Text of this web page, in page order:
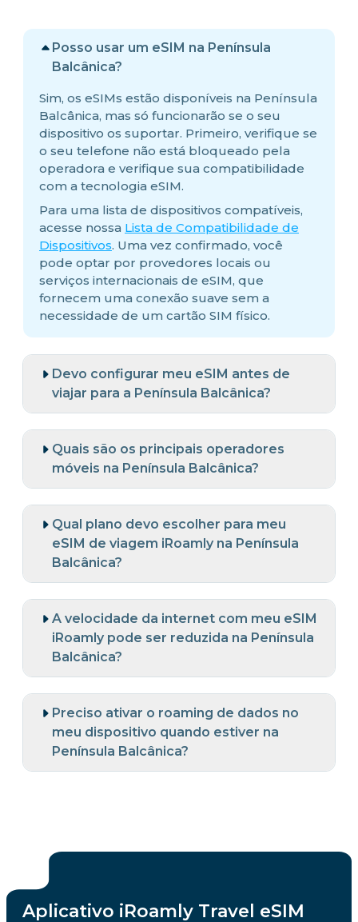
Posso usar um eSIM na Península
Balcânica?
Sim, os eSIMs estão disponíveis na Península
Balcânica, mas só funcionarão se o seu
dispositivo os suportar. Primeiro, verifique se
o seu telefone não está bloqueado pela
operadora e verifique sua compatibilidade
com a tecnologia eSIM.
Para uma lista de dispositivos compatíveis,
acesse nossa Lista de Compatibilidade de
Dispositivos. Uma vez confirmado, você
pode optar por provedores locais ou
serviços internacionais de eSIM, que
fornecem uma conexão suave sem a
necessidade de um cartão SIM físico.
Devo configurar meu eSIM antes de
viajar para a Península Balcânica?
Quais são os principais operadores
móveis na Península Balcânica?
Qual plano devo escolher para meu
eSIM de viagem iRoamly na Península
Balcânica?
A velocidade da internet com meu eSIM
iRoamly pode ser reduzida na Península
Balcânica?
Preciso ativar o roaming de dados no
meu dispositivo quando estiver na
Península Balcânica?
Aplicativo iRoamly Travel eSIM